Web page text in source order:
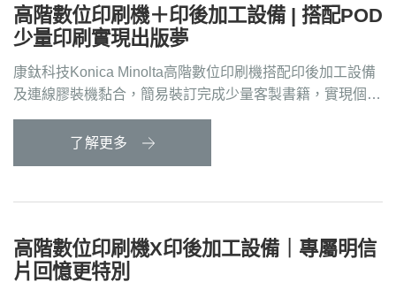
高階數位印刷機＋印後加工設備 | 搭配POD
少量印刷實現出版夢
康鈦科技Konica Minolta高階數位印刷機搭配印後加工設備
及連線膠裝機黏合，簡易裝訂完成少量客製書籍，實現個人
出版夢想。
了解更多
高階數位印刷機X印後加工設備｜專屬明信
片回憶更特別